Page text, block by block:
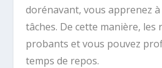
dorénavant, vous apprenez
tâches. De cette manière,
probants et vous pouvez
temps de repos.